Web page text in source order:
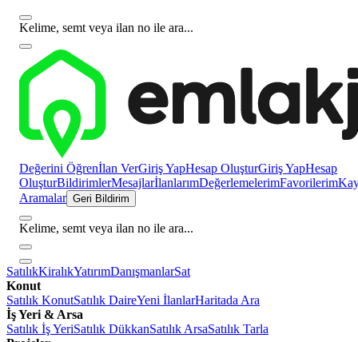
Kelime, semt veya ilan no ile ara...
Değerini Öğrenİlan VerGiriş YapHesap OluşturGiriş YapHesap
OluşturBildirimlerMesajlarİlanlarımDeğerlemelerimFavorilerim
Aramalar Geri Bildirim
Kelime, semt veya ilan no ile ara...
SatılıkKiralıkYatırımDanışmanlarSat
Konut
Satılık KonutSatılık DaireYeni İlanlarHaritada Ara
İş Yeri & Arsa
Satılık İş YeriSatılık DükkanSatılık ArsaSatılık Tarla